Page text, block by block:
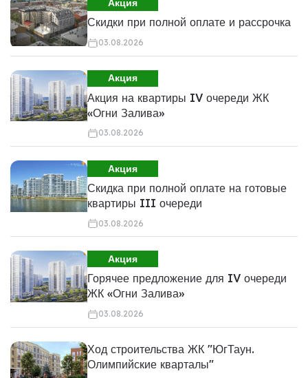
Акция
Скидки при полной оплате и рассрочка
03.08.2026
Акция
Акция на квартиры IV очереди ЖК
«Огни Залива»
03.08.2026
Акция
Скидка при полной оплате на готовые
квартиры III очереди
03.08.2026
Акция
Горячее предложение для IV очереди
ЖК «Огни Залива»
03.08.2026
Ход строительства ЖК "ЮгТаун.
Олимпийские кварталы"